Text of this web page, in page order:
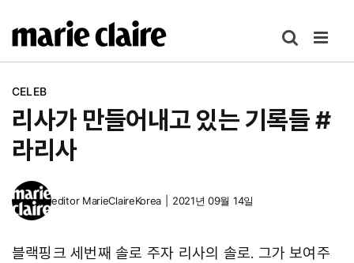
텐
건CELEB
리사가 만들어내고 있는 기록들 #
라리사
editor MarieClaireKorea 2021년 09월 14일
블랙핑크 세번째 솔로 주자 리사의 솔로. 그가 보여주